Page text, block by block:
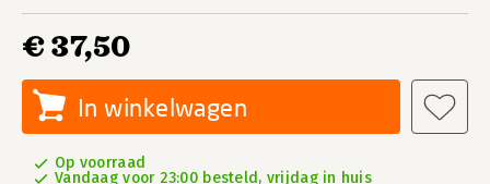
€ 37,50
In winkelwagen
Op voorraad
Vandaag voor 23:00 besteld, vrijdag in huis